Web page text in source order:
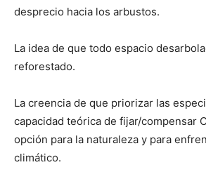
desprecio hacia los arbustos.
La idea de que todo espacio
reforestado.
La creencia de que priorizar las
capacidad teórica de fijar/compensar
opción para la naturaleza y para
climático.